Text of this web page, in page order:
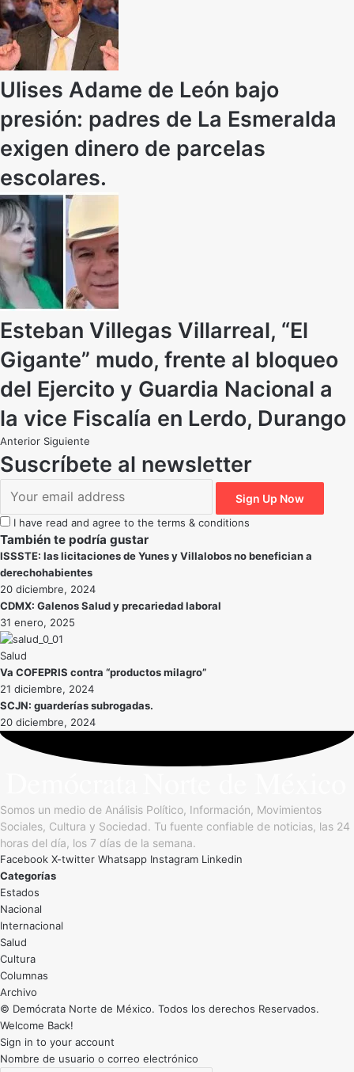
Ulises Adame de León bajo
presión: padres de La Esmeralda
exigen dinero de parcelas
escolares.
Esteban Villegas Villarreal, “El
Gigante” mudo, frente al bloqueo
del Ejercito y Guardia Nacional a
la vice Fiscalía en Lerdo, Durango
Anterior Siguiente
Suscríbete al newsletter
I have read and agree to the terms & conditions
También te podría gustar
ISSSTE: las licitaciones de Yunes y Villalobos no benefician a
derechohabientes
20 diciembre, 2024
CDMX: Galenos Salud y precariedad laboral
31 enero, 2025
Salud
Va COFEPRIS contra “productos milagro”
21 diciembre, 2024
SCJN: guarderías subrogadas.
20 diciembre, 2024
Somos un medio de Análisis Político, Información, Movimientos
Sociales, Cultura y Sociedad. Tu fuente confiable de noticias, las 24
horas del día, los 7 días de la semana.
Facebook X-twitter Whatsapp Instagram Linkedin
Categorías
Estados
Nacional
Internacional
Salud
Cultura
Archivo
© Demócrata Norte de México. Todos los derechos Reservados.
Welcome Back!
Sign in to your account
Nombre de usuario o correo electrónico